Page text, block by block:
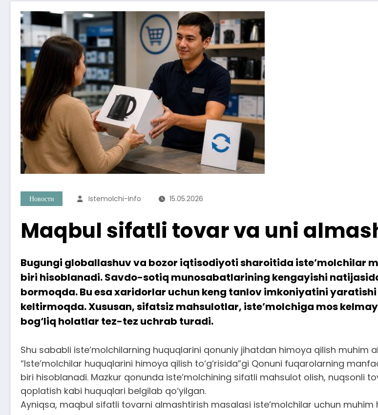
Новости Istemolchi-Info 15.05.2026
Maqbul sifatli tovar va uni
Bugungi globallashuv va bozor iqtisodiyoti sharoitida iste’molchilar
biri hisoblanadi. Savdo-sotiq munosabatlarining kengayishi
bormoqda. Bu esa xaridorlar uchun keng tanlov imkoniyatini
keltirmoqda. Xususan, sifatsiz mahsulotlar, iste’molchiga mos
bog‘liq holatlar tez-tez uchrab turadi.
Shu sababli iste’molchilarning huquqlarini qonuniy jihatdan himoya qilish muhim
“Iste’molchilar huquqlarini himoya qilish to‘g‘risida”gi Qonuni fuqarolarning
biri hisoblanadi. Mazkur qonunda iste’molchining sifatli mahsulot olish, nuqsonli
qoplatish kabi huquqlari belgilab qo‘yilgan.
Ayniqsa, maqbul sifatli tovarni almashtirish masalasi iste’molchilar uchun